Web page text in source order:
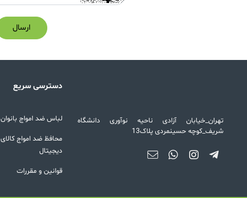
ارسال
تهران_خیابان آزادی ناحیه نوآوری دانشگاه
شریف_کوچه حسینمردی پلاک13
دسترسی سریع
لباس ضد امواج بانوان
محافظ ضد امواج کالای
دیجیتال
قوانین و مقررات